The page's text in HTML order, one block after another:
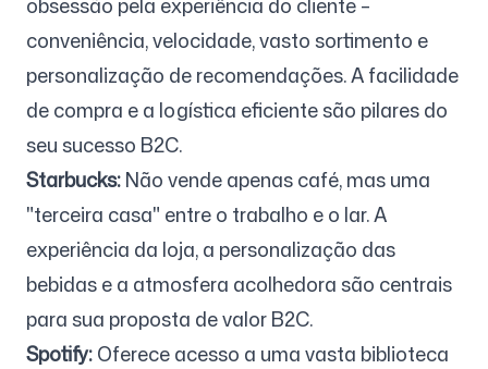
conveniência, velocidade, vasto sortimento e
personalização de recomendações. A facilidade
de compra e a logística eficiente são pilares do
seu sucesso B2C.
Starbucks:Não vende apenas café, mas uma
"terceira casa" entre o trabalho e o lar. A
experiência da loja, a personalização das
bebidas e a atmosfera acolhedora são centrais
para sua proposta de valor B2C.
Spotify:Oferece acesso a uma vasta biblioteca